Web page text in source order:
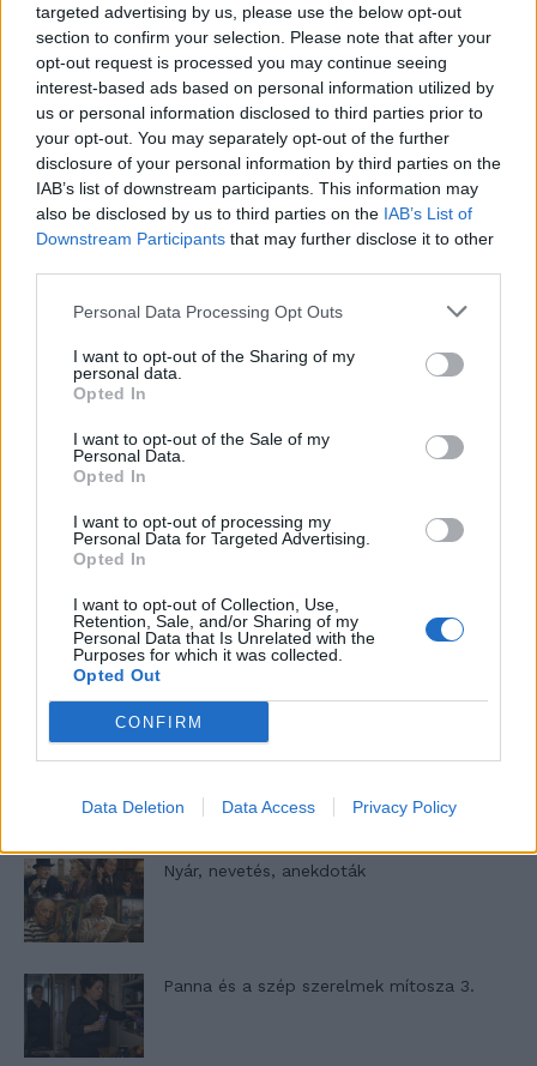
targeted advertising by us, please use the below opt-out
section to confirm your selection. Please note that after your
opt-out request is processed you may continue seeing
interest-based ads based on personal information utilized by
us or personal information disclosed to third parties prior to
your opt-out. You may separately opt-out of the further
disclosure of your personal information by third parties on the
IAB’s list of downstream participants. This information may
also be disclosed by us to third parties on the IAB’s List of
Downstream Participants that may further disclose it to other
Personal Data Processing Opt Outs
I want to opt-out of the Sharing of my
personal data.
Opted In
I want to opt-out of the Sale of my
Personal Data.
Opted In
I want to opt-out of processing my
Personal Data for Targeted Advertising.
Opted In
I want to opt-out of Collection, Use,
Retention, Sale, and/or Sharing of my
Personal Data that Is Unrelated with the
Purposes for which it was collected.
Opted Out
CONFIRM
Data Deletion Data Access Privacy Policy
Minka 11. rész
T. szereti a fiatal lányokat 14. rész
nőknek, amikor segítséget kérnek?
gyűjteménye
Elyna Robbs: Adéle és az örökölt árnyak
13. rész
Woody Allen megosztó zsenialitása
Nyár, nevetés, anekdoták
Panna és a szép szerelmek mítosza 3.